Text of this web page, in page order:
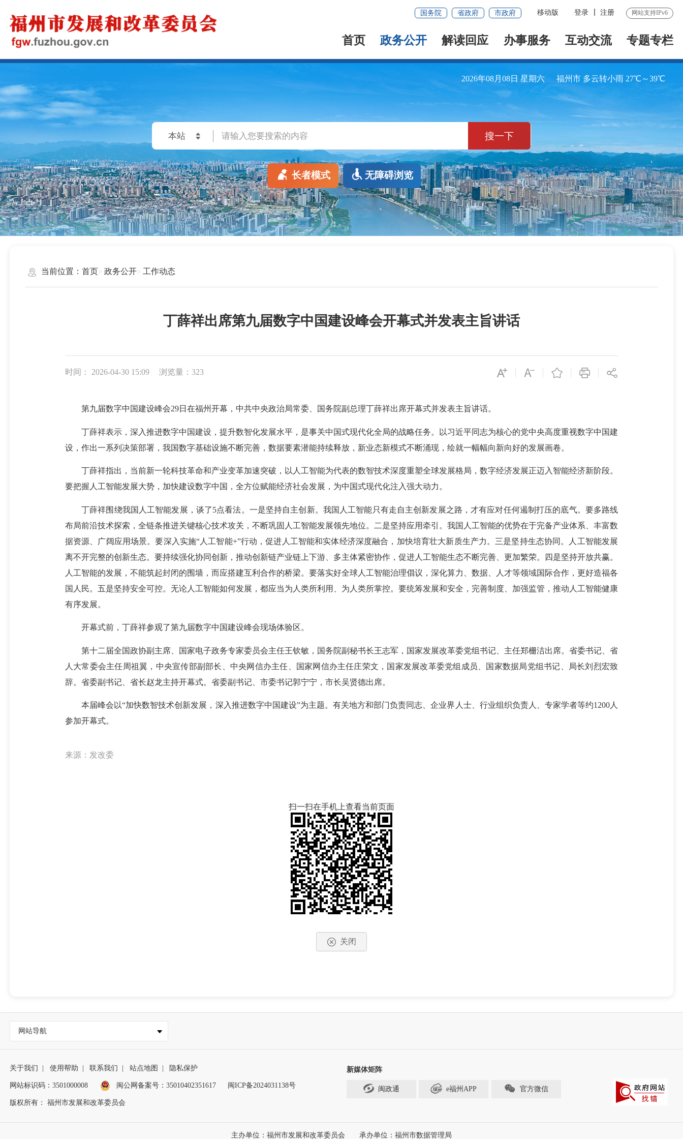
国务院 省政府 市政府 移动版 登录 注册 网站支持IPv6
首页 政务公开 解读回应 办事服务 互动交流 专题专栏
2026年08月08日 星期六 福州市 多云转小雨 27℃～39℃
搜一下
长者模式 无障碍浏览
当前位置： 首页 政务公开 工作动态
丁薛祥出席第九届数字中国建设峰会开幕式并发表主旨讲话
时间： 2026-04-30 15:09 浏览量：323
第九届数字中国建设峰会29日在福州开幕，中共中央政治局常委、国务院副总理丁薛祥出席开幕式并发表主旨讲话。
丁薛祥表示，深入推进数字中国建设，提升数智化发展水平，是事关中国式现代化全局的战略任务。以习近平同志为核心的党中央高度重视数字中国建
设，作出一系列决策部署，我国数字基础设施不断完善，数据要素潜能持续释放，新业态新模式不断涌现，绘就一幅幅向新向好的发展画卷。
丁薛祥指出，当前新一轮科技革命和产业变革加速突破，以人工智能为代表的数智技术深度重塑全球发展格局，数字经济发展正迈入智能经济新阶段。
要把握人工智能发展大势，加快建设数字中国，全方位赋能经济社会发展，为中国式现代化注入强大动力。
丁薛祥围绕我国人工智能发展，谈了5点看法。一是坚持自主创新。我国人工智能只有走自主创新发展之路，才有应对任何遏制打压的底气。要多路线
布局前沿技术探索，全链条推进关键核心技术攻关，不断巩固人工智能发展领先地位。二是坚持应用牵引。我国人工智能的优势在于完备产业体系、丰富数
据资源、广阔应用场景。要深入实施“人工智能+”行动，促进人工智能和实体经济深度融合，加快培育壮大新质生产力。三是坚持生态协同。人工智能发展
离不开完整的创新生态。要持续强化协同创新，推动创新链产业链上下游、多主体紧密协作，促进人工智能生态不断完善、更加繁荣。四是坚持开放共赢。
人工智能的发展，不能筑起封闭的围墙，而应搭建互利合作的桥梁。要落实好全球人工智能治理倡议，深化算力、数据、人才等领域国际合作，更好造福各
国人民。五是坚持安全可控。无论人工智能如何发展，都应当为人类所利用、为人类所掌控。要统筹发展和安全，完善制度、加强监管，推动人工智能健康
有序发展。
开幕式前，丁薛祥参观了第九届数字中国建设峰会现场体验区。
第十二届全国政协副主席、国家电子政务专家委员会主任王钦敏，国务院副秘书长王志军，国家发展改革委党组书记、主任郑栅洁出席。省委书记、省
人大常委会主任周祖翼，中央宣传部副部长、中央网信办主任、国家网信办主任庄荣文，国家发展改革委党组成员、国家数据局党组书记、局长刘烈宏致
辞。省委副书记、省长赵龙主持开幕式。省委副书记、市委书记郭宁宁，市长吴贤德出席。
本届峰会以“加快数智技术创新发展，深入推进数字中国建设”为主题。有关地方和部门负责同志、企业界人士、行业组织负责人、专家学者等约1200人
参加开幕式。
来源：发改委
扫一扫在手机上查看当前页面
关闭
网站导航
关于我们 | 使用帮助 | 联系我们 | 站点地图 | 隐私保护
网站标识码：3501000008 闽公网备案号：35010402351617 闽ICP备2024031138号
版权所有： 福州市发展和改革委员会
新媒体矩阵
闽政通 e福州APP 官方微信
主办单位：福州市发展和改革委员会 承办单位：福州市数据管理局